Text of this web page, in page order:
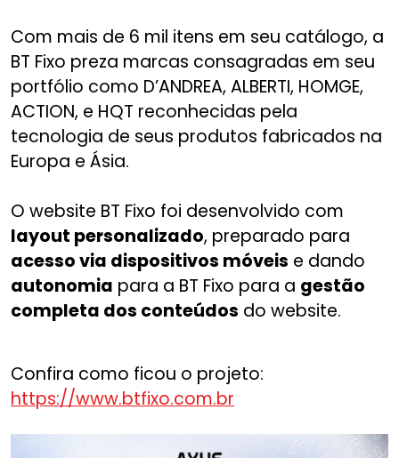
Com mais de 6 mil itens em seu catálogo, a
BT Fixo preza marcas consagradas em seu
portfólio como D’ANDREA, ALBERTI, HOMGE,
ACTION, e HQT reconhecidas pela
tecnologia de seus produtos fabricados na
Europa e Ásia.
O website BT Fixo foi desenvolvido com
layout personalizado, preparado para
acesso via dispositivos móveis e dando
autonomia para a BT Fixo para a gestão
completa dos conteúdos do website.
Confira como ficou o projeto:
https://www.btfixo.com.br